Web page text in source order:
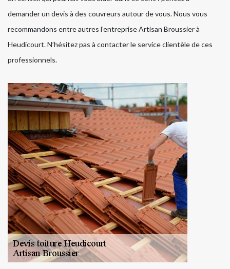
demander un devis à des couvreurs autour de vous. Nous vous
recommandons entre autres l’entreprise Artisan Broussier à
Heudicourt. N’hésitez pas à contacter le service clientèle de ces
professionnels.